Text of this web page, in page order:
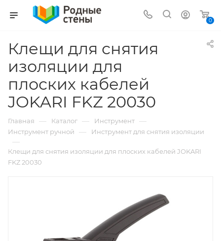
0
Клещи для снятия
изоляции для
плоских кабелей
JOKARI FKZ 20030
Главная — Каталог — Инструмент —
Инструмент ручной — Инструмент для снятия изоляции
—
Клещи для снятия изоляции для плоских кабелей JOKARI
FKZ 20030